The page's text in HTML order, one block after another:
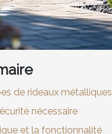
de rideaux métalliques
nécessaire
et la fonctionnalité